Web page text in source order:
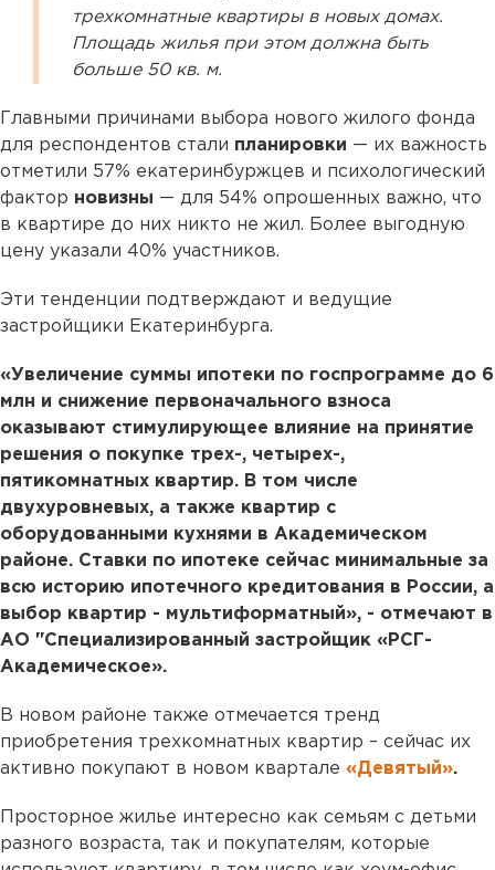
трехкомнатные квартиры в новых домах.
Площадь жилья при этом должна быть
больше 50 кв. м.
Главными причинами выбора нового жилого фонда
для респондентов стали планировки — их важность
отметили 57% екатеринбуржцев и психологический
фактор новизны — для 54% опрошенных важно, что
в квартире до них никто не жил. Более выгодную
цену указали 40% участников.
Эти тенденции подтверждают и ведущие
застройщики Екатеринбурга.
«Увеличение суммы ипотеки по госпрограмме до 6
млн и снижение первоначального взноса
оказывают стимулирующее влияние на принятие
решения о покупке трех-, четырех-,
пятикомнатных квартир. В том числе
двухуровневых, а также квартир с
оборудованными кухнями в Академическом
районе. Ставки по ипотеке сейчас минимальные за
всю историю ипотечного кредитования в России, а
выбор квартир - мультиформатный», - отмечают в
АО "Специализированный застройщик «РСГ-
Академическое».
В новом районе также отмечается тренд
приобретения трехкомнатных квартир – сейчас их
активно покупают в новом квартале «Девятый».
Просторное жилье интересно как семьям с детьми
разного возраста, так и покупателям, которые